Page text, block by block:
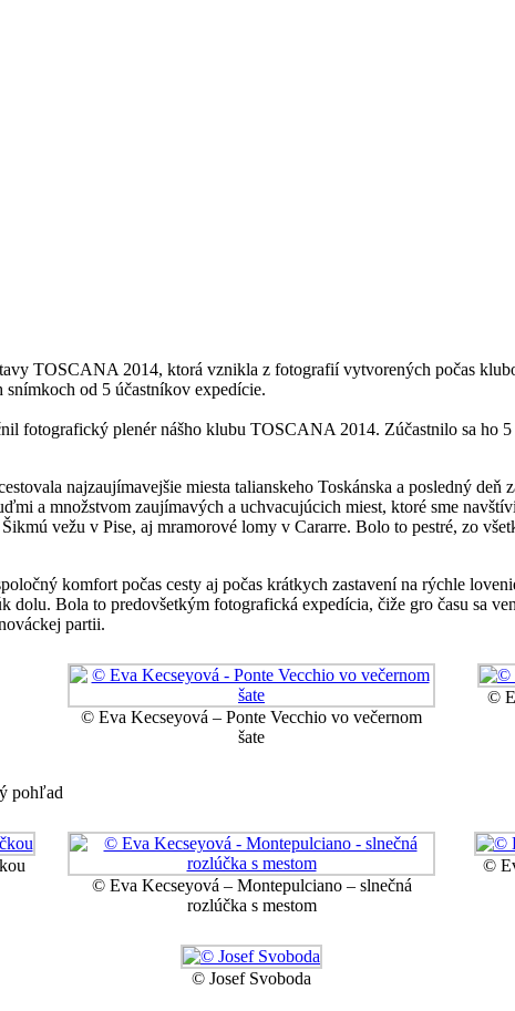
TOSCANA 2014, ktorá vznikla z fotografií vytvorených počas
od 5 účastníkov expedície.
fotografický plenér nášho klubu TOSCANA 2014. Zúčastnilo sa ho
najzaujímavejšie miesta talianskeho Toskánska a posledný
a množstvom zaujímavých a uchvacujúcich miest, ktoré sme
vežu v Pise, aj mramorové lomy v Cararre. Bolo to pestré, zo
komfort počas cesty aj počas krátkych zastavení na rýchle
dolu. Bola to predovšetkým fotografická expedícia, čiže gro času sa
partii.
pohľad
© Eva Kecseyová – Ponte Vecchio vo večernom
šate
©
© Eva Kecseyová – Montepulciano – slnečná
rozlúčka s mestom
©
© Josef Svoboda